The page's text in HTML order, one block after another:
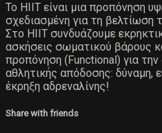
Το ΗΙΙΤ είναι μια προπόνηση
σχεδιασμένη για τη βελτίωση
Στο ΗΙΙΤ συνδυάζουμε
ασκήσεις σωματικού βάρους
προπόνηση (Functional) για
αθλητικής απόδοσης: δύναμη,
έκρηξη αδρεναλίνης!
Share with friends